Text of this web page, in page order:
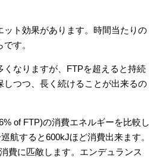
ト効果があります。時間当たりの
す。
なりますが、FTPを超えると持続
つつ、長く続けることが出来るの
of FTP)の消費エネルギーを比較し
航すると600kJほど消費出来ます。
費に匹敵します。エンデュランス